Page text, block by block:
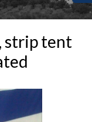
strip tent